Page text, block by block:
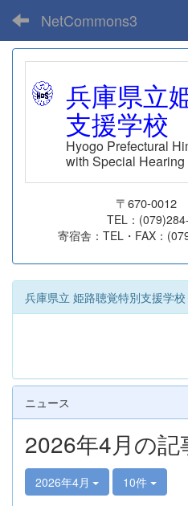
NetCommons3
兵庫県立
支援学校
Hyogo Prefectural
with Special
〒670-0012
TEL：
寄宿舎：TEL・FAX：
兵庫県立 姫路聴覚特別支援学校
ニュース
2026年4月の記
2026年4月 10件